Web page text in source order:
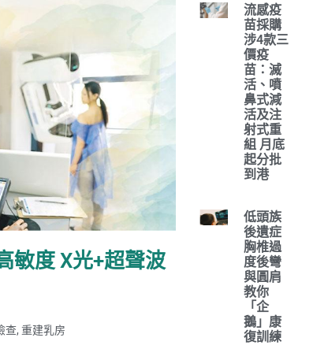
敏度 X光+超聲波
查, 重建乳房
流感疫
苗採購
涉4款三
價疫
苗：滅
活、噴
鼻式減
活及注
射式重
組 月底
起分批
到港
低頭族
後遺症
胸椎過
度後彎
與圓肩
教你
「企
鵝」康
復訓練